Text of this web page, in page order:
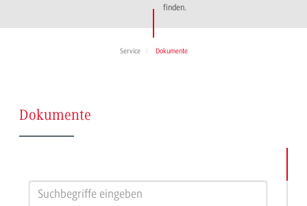
finden.
Service Dokumente
Dokumente